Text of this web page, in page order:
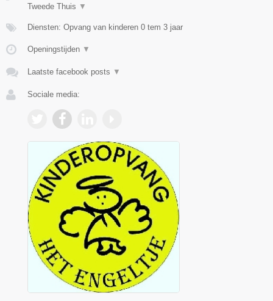
Tweede Thuis ▼
Diensten: Opvang van kinderen 0 tem 3 jaar
Openingstijden ▼
Laatste facebook posts ▼
Sociale media: